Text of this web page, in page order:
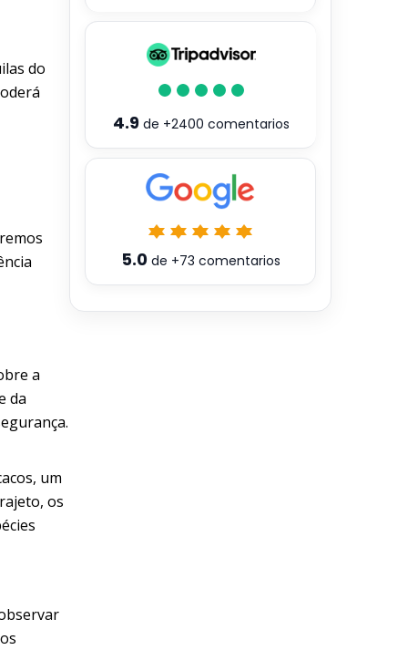
do
a
da
um
os
4.9de +2400 comentarios
5.0de +73 comentarios